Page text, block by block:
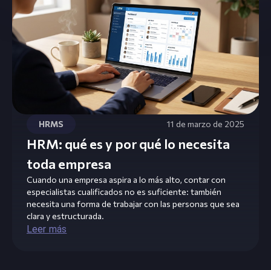
HRMS 11 de marzo de 2025
HRM: qué es y por qué lo necesita
toda empresa
Cuando una empresa aspira a lo más alto, contar con
especialistas cualificados no es suficiente: también
necesita una forma de trabajar con las personas que sea
clara y estructurada.
Leer más